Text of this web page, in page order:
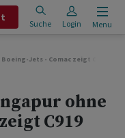
Suche Login Menu
Jets - Comac zeigt C919
ohne
C919